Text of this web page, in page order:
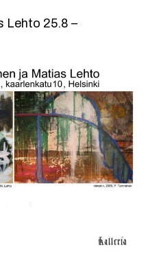
Lehto 25.8 –